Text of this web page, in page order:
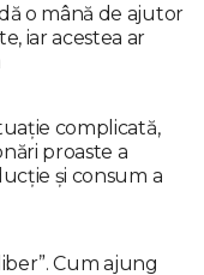
o mână de ajutor
iar acestea ar
complicată,
proaste a
şi consum a
Cum ajung